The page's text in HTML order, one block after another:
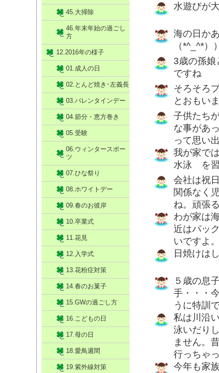
水遊びが
海の日か
（*^_^*
3歳の孫娘
ですね
そろそろ
とおもい
子供たち
な事があ
って思い
我が家で
水泳 を習
会社は祝
関係なく
ね。頑張
わが家は
近はパッ
いですよ
日焼けは
５歳の息
手・・・
うに特訓
私は川沿
泳いだり
ません。
行っちゃ
今年も家
45.大掃除
46.年末年始の過ごし
方
12.2016年の様子
01.成人の日
02.とんど焼き･左義長
03.バレンタインデー
04.節分・恵方巻き
05.受験
06.ウィンタースポー
ツ
07.ひな祭り
08.ホワイトデー
09.春のお彼岸
10.卒業式
11.花見
12.入学式
13.花粉症対策
14.春のお菓子
15.GWの過ごし方
16.こどもの日
17.母の日
18.愛鳥週間
19.紫外線対策